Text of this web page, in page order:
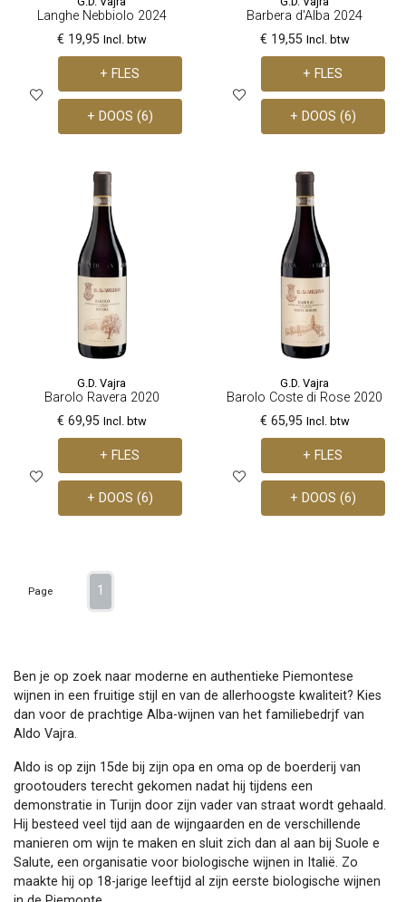
Langhe Nebbiolo 2024
€ 19,95 Incl. btw
+ FLES
+ DOOS (6)
Barbera d'Alba 2024
€ 19,55 Incl. btw
+ FLES
+ DOOS (6)
G.D. Vajra
Barolo Ravera 2020
€ 69,95 Incl. btw
+ FLES
+ DOOS (6)
G.D. Vajra
Barolo Coste di Rose 2020
€ 65,95 Incl. btw
+ FLES
+ DOOS (6)
Page 1
Ben je op zoek naar moderne en authentieke Piemontese
wijnen in een fruitige stijl en van de allerhoogste kwaliteit? Kies
dan voor de prachtige Alba-wijnen van het familiebedrjf van
Aldo Vajra.
Aldo is op zijn 15de bij zijn opa en oma op de boerderij van
grootouders terecht gekomen nadat hij tijdens een
demonstratie in Turijn door zijn vader van straat wordt gehaald.
Hij besteed veel tijd aan de wijngaarden en de verschillende
manieren om wijn te maken en sluit zich dan al aan bij Suole e
Salute, een organisatie voor biologische wijnen in Italië. Zo
maakte hij op 18-jarige leeftijd al zijn eerste biologische wijnen